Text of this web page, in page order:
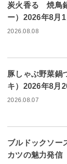
炭火香る 焼鳥
ー）2026年8月
2026.08.08
豚しゃぶ野菜鍋
キ）2026年8月
2026.08.07
ブルドックソー
カツの魅力発信